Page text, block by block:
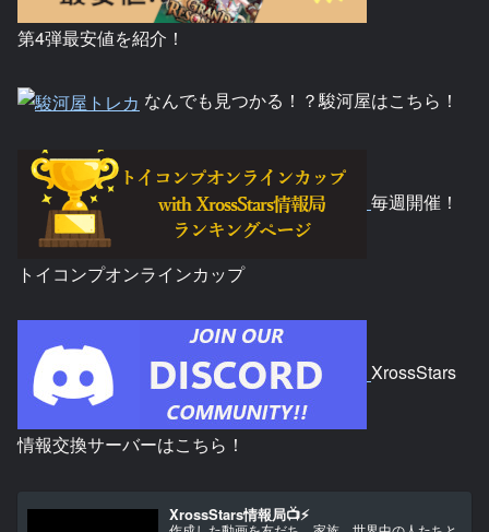
第4弾最安値を紹介！
なんでも見つかる！？駿河屋はこちら！
毎週開催！
トイコンプオンラインカップ
XrossStars
情報交換サーバーはこちら！
XrossStars情報局📺⚡